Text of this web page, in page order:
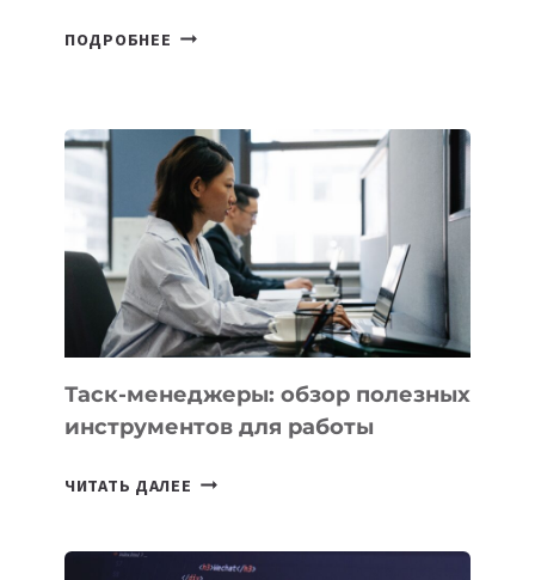
ПОДРОБНЕЕ В
НОВЫЕ
ПРЕДМЕТЫ
ПО
ИСКУССТВЕННОМУ
ИНТЕЛЛЕКТУ
Таск-менеджеры: обзор полезных
инструментов для работы
ЧИТАТЬ ДАЛЕЕ ТАСК-
ПОЛЕЗНЫХ